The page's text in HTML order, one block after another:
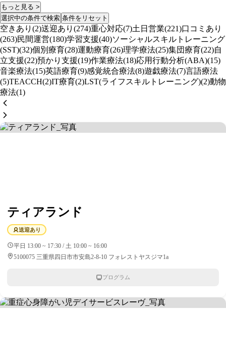
もっと見る >
選択中の条件で検索 条件をリセット
空きあり(2)送迎あり(274)重心対応(7)土日営業(221)口コミあり
(263)民間運営(180)学習支援(40)ソーシャルスキルトレーニング
(SST)(32)個別療育(28)運動療育(26)理学療法(25)集団療育(22)自
立支援(22)預かり支援(19)作業療法(18)応用行動分析(ABA)(15)
音楽療法(15)英語療育(9)感覚統合療法(8)遊戯療法(7)言語療法
(5)TEACCH(2)IT療育(2)LST(ライフスキルトレーニング)(2)動物
療法(1)
ティアランド
送迎あり
平日 13:00 ~ 17:30 / 土 10:00 ~ 16:00
5100075 三重県四日市市安島2-8-10 フォレストヤスジマ1a
プログラム